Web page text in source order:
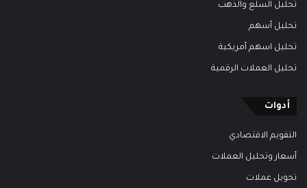
تحليل السلع والذهب
تحليل أسهم
تحليل اسهم أمريكية
تحليل العملات الرقمية
أدوات
التقويم الاقتصادي
أسعار وتحليل العملات
تحويل عملات